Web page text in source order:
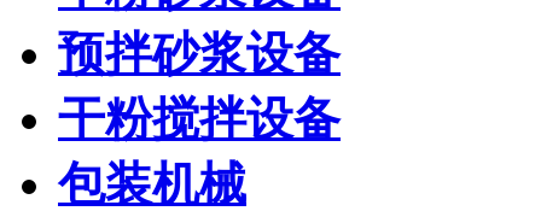
预拌砂浆设备
干粉搅拌设备
包装机械